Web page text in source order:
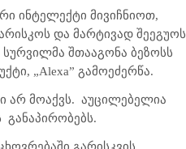
ინტელექტი მივიჩნიოთ,
და მარტივად შეეგუოს
შთააგონა ბეზოსს
„Alexa” გამოეძერწა.
არ მოაქვს. აუცილებელია
განაპირობებს.